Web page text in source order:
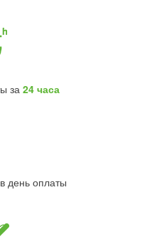
за 24 часа
в день оплаты